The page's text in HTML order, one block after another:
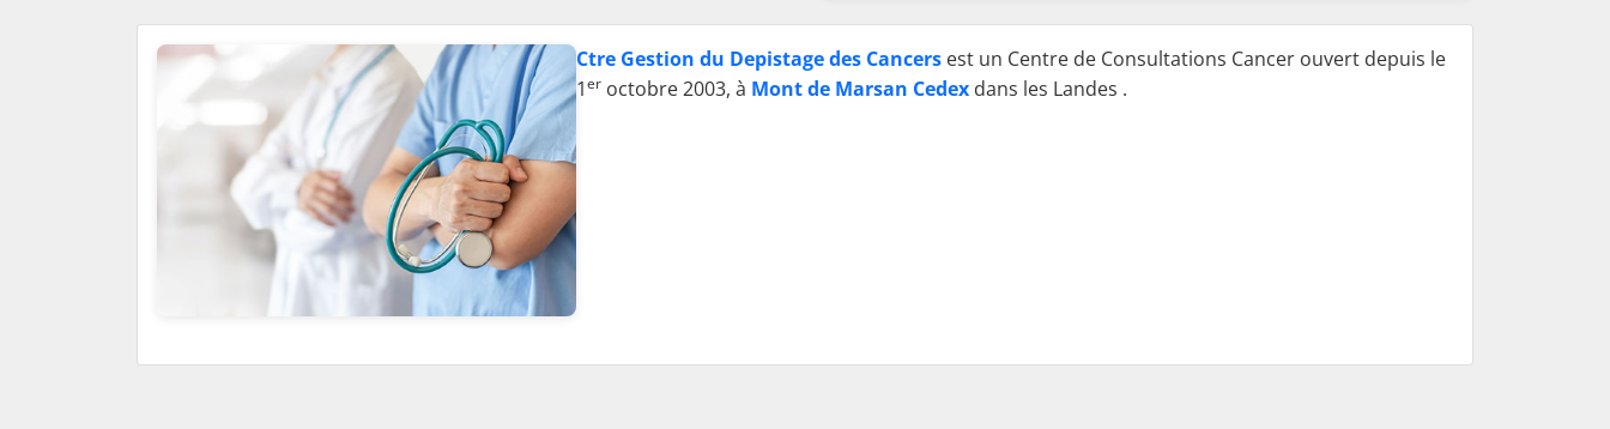
Ctre Gestion du Depistage des Cancers est un Centre de Consultations Cancer ouvert depuis le
1er octobre 2003, à Mont de Marsan Cedex dans les Landes .